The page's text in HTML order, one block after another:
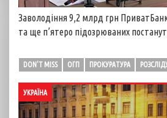
Заволодіння 9,2 млрд грн
та ще п’ятеро підозрюваних
DON'T MISS ОГП ПРОКУРАТУРА
УКРАЇНА